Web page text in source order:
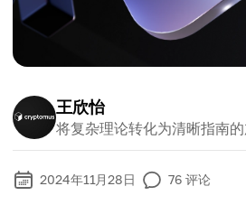
王欣怡
将复杂理论转化为清晰指南的
2024年11月28日 76 评论